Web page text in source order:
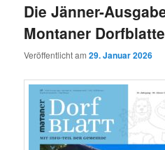
Die Jänner-
Montaner
Veröffentlicht am29. Januar 2026